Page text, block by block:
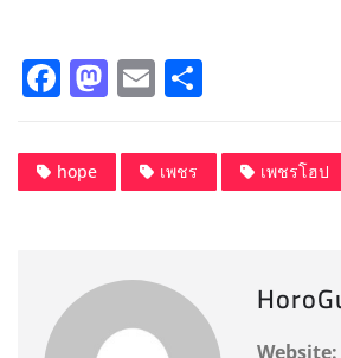
F
c
e
o
M
st
o
o
E
ai
l
a
re
hope เพชร เพชรโฮป
Website: